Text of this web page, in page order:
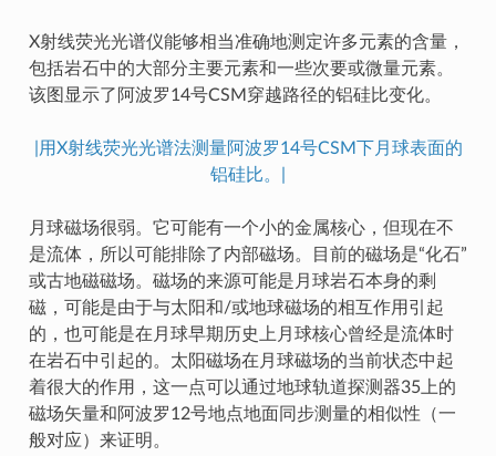
X射线荧光光谱仪能够相当准确地测定许多元素的含量，
包括岩石中的大部分主要元素和一些次要或微量元素。
该图显示了阿波罗14号CSM穿越路径的铝硅比变化。
|用X射线荧光光谱法测量阿波罗14号CSM下月球表面的
铝硅比。|
月球磁场很弱。它可能有一个小的金属核心，但现在不
是流体，所以可能排除了内部磁场。目前的磁场是“化石”
或古地磁磁场。磁场的来源可能是月球岩石本身的剩
磁，可能是由于与太阳和/或地球磁场的相互作用引起
的，也可能是在月球早期历史上月球核心曾经是流体时
在岩石中引起的。太阳磁场在月球磁场的当前状态中起
着很大的作用，这一点可以通过地球轨道探测器35上的
磁场矢量和阿波罗12号地点地面同步测量的相似性（一
般对应）来证明。